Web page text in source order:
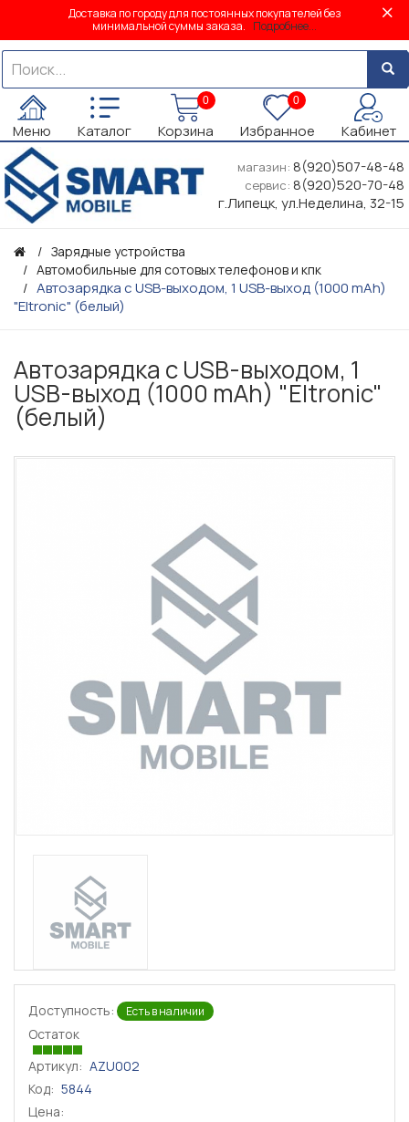
Доставка по городу для постоянных покупателей без
минимальной суммы заказа. Подробнее...
Меню Каталог
0
Корзина
0
Избранное Кабинет
магазин: 8(920)507-48-48
сервис: 8(920)520-70-48
г.Липецк, ул.Неделина, 32-15
Зарядные устройства
Автомобильные для сотовых телефонов и кпк
Автозарядка с USB-выходом, 1 USB-выход (1000 mAh)
"Eltronic" (белый)
Автозарядка с USB-выходом, 1
USB-выход (1000 mAh) "Eltronic"
(белый)
Доступность: Есть в наличии
Остаток
Артикул: AZU002
Код: 5844
Цена: